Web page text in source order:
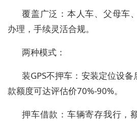
覆盖广泛：本人车、父母车
办理，手续灵活合规。
两种模式：
装GPS不押车：安装定位设
款额度可达评估价70%-90%。
押车借款：车辆寄存我行，